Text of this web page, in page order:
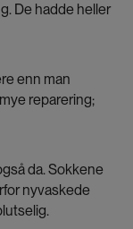
De hadde heller
enn man
reparering;
da. Sokkene
nyvaskede